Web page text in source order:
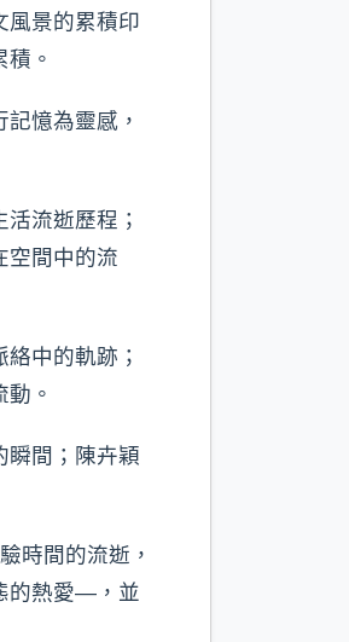
風景的累積印
。
憶為靈感，
流逝歷程；
空間中的流
中的軌跡；
。
瞬間；陳卉穎
時間的流逝，
的熱愛—，並